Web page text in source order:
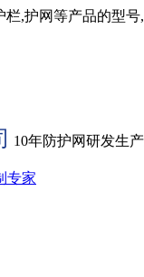
,护网等产品的型
10年防护网研发生
专家